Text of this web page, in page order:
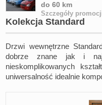
do 60 km
Szczegóły
Kolekcja Standard
Drzwi wewnętrzne
dobrze znane jak i
nieskomplikowanych
uniwersalność idealnie